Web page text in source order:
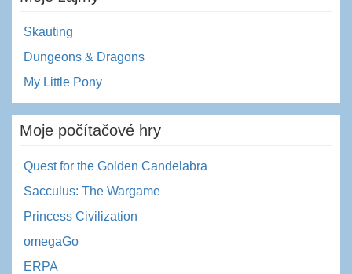
Skauting
Dungeons & Dragons
My Little Pony
Moje počítačové hry
Quest for the Golden Candelabra
Sacculus: The Wargame
Princess Civilization
omegaGo
ERPA